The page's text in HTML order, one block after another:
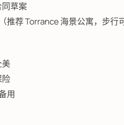
草案
推荐 Torrance 海景公寓，步行
美
险
用